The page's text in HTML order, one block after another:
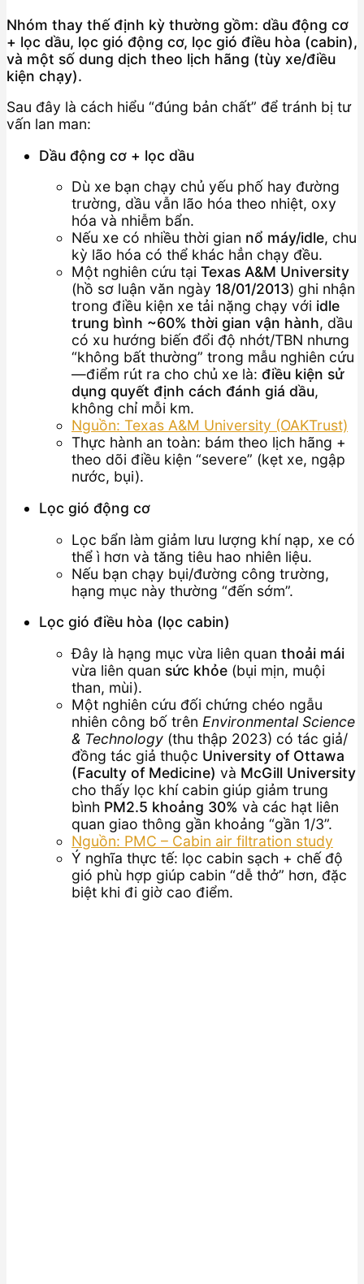
Nhóm thay thế định kỳ thường gồm: dầu động cơ
+ lọc dầu, lọc gió động cơ, lọc gió điều hòa (cabin),
và một số dung dịch theo lịch hãng (tùy xe/điều
kiện chạy).
Sau đây là cách hiểu “đúng bản chất” để tránh bị tư
vấn lan man:
Dầu động cơ + lọc dầu
Dù xe bạn chạy chủ yếu phố hay đường
trường, dầu vẫn lão hóa theo nhiệt, oxy
hóa và nhiễm bẩn.
Nếu xe có nhiều thời gian nổ máy/idle, chu
kỳ lão hóa có thể khác hẳn chạy đều.
Một nghiên cứu tại Texas A&M University
(hồ sơ luận văn ngày 18/01/2013) ghi nhận
trong điều kiện xe tải nặng chạy với idle
trung bình ~60% thời gian vận hành, dầu
có xu hướng biến đổi độ nhớt/TBN nhưng
“không bất thường” trong mẫu nghiên cứu
—điểm rút ra cho chủ xe là: điều kiện sử
dụng quyết định cách đánh giá dầu,
không chỉ mỗi km.
Nguồn: Texas A&M University (OAKTrust)
Thực hành an toàn: bám theo lịch hãng +
theo dõi điều kiện “severe” (kẹt xe, ngập
nước, bụi).
Lọc gió động cơ
Lọc bẩn làm giảm lưu lượng khí nạp, xe có
thể ì hơn và tăng tiêu hao nhiên liệu.
Nếu bạn chạy bụi/đường công trường,
hạng mục này thường “đến sớm”.
Lọc gió điều hòa (lọc cabin)
Đây là hạng mục vừa liên quan thoải mái
vừa liên quan sức khỏe (bụi mịn, muội
than, mùi).
Một nghiên cứu đối chứng chéo ngẫu
nhiên công bố trên Environmental Science
& Technology (thu thập 2023) có tác giả/
đồng tác giả thuộc University of Ottawa
(Faculty of Medicine) và McGill University
cho thấy lọc khí cabin giúp giảm trung
bình PM2.5 khoảng 30% và các hạt liên
quan giao thông gần khoảng “gần 1/3”.
Nguồn: PMC – Cabin air filtration study
Ý nghĩa thực tế: lọc cabin sạch + chế độ
gió phù hợp giúp cabin “dễ thở” hơn, đặc
biệt khi đi giờ cao điểm.